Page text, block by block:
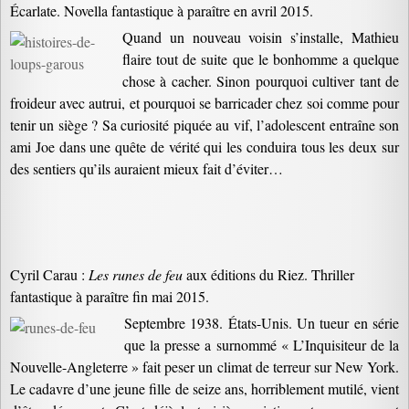
Écarlate. Novella fantastique à paraître en avril 2015.
Quand un nouveau voisin s’installe, Mathieu
flaire tout de suite que le bonhomme a quelque
chose à cacher. Sinon pourquoi cultiver tant de
froideur avec autrui, et pourquoi se barricader chez soi comme pour
tenir un siège ? Sa curiosité piquée au vif, l’adolescent entraîne son
ami Joe dans une quête de vérité qui les conduira tous les deux sur
des sentiers qu’ils auraient mieux fait d’éviter…
Cyril Carau : Les runes de feuaux éditions du Riez. Thriller
fantastique à paraître fin mai 2015.
Septembre 1938. États-Unis. Un tueur en série
que la presse a surnommé « L’Inquisiteur de la
Nouvelle-Angleterre » fait peser un climat de terreur sur New York.
Le cadavre d’une jeune fille de seize ans, horriblement mutilé, vient